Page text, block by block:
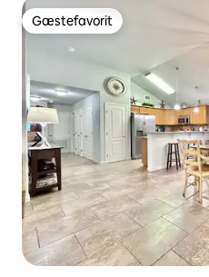
Gæstefavorit
Gæstefavorit